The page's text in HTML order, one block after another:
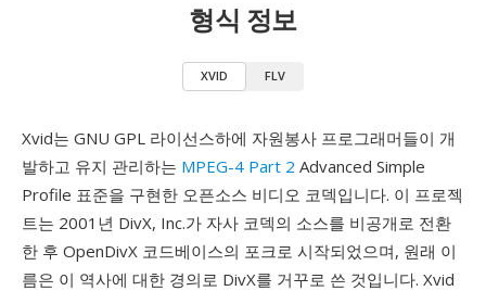
형식 정보
XVID FLV
Xvid는 GNU GPL 라이선스하에 자원봉사 프로그래머들이 개
발하고 유지 관리하는 MPEG-4 Part 2 Advanced Simple
Profile 표준을 구현한 오픈소스 비디오 코덱입니다. 이 프로젝
트는 2001년 DivX, Inc.가 자사 코덱의 소스를 비공개로 전환
한 후 OpenDivX 코드베이스의 포크로 시작되었으며, 원래 이
름은 이 역사에 대한 경의로 DivX를 거꾸로 쓴 것입니다. Xvid